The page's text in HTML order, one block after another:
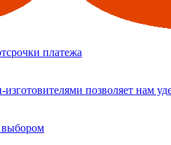
платежа
позволяет нам
выбором